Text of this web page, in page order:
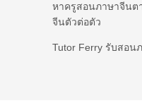
หาครูสอนภาษาจีนต
จีนตัวต่อตัว
Tutor Ferry รับสอน